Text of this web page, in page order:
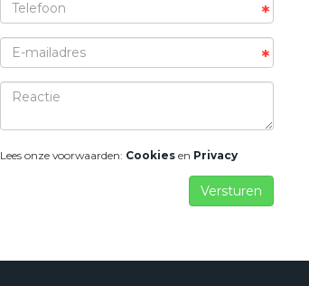
*
*
Lees onze voorwaarden: Cookiesen Privacy
Versturen